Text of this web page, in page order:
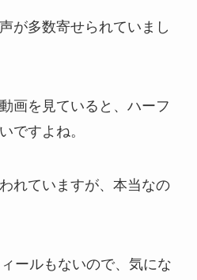
が多数寄せられていまし
画を見ていると、ハーフ
ですよね。
れていますが、本当なの
ールもないので、気にな